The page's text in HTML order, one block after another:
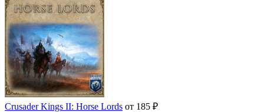
Crusader Kings II: Horse Lords от 185 ₽